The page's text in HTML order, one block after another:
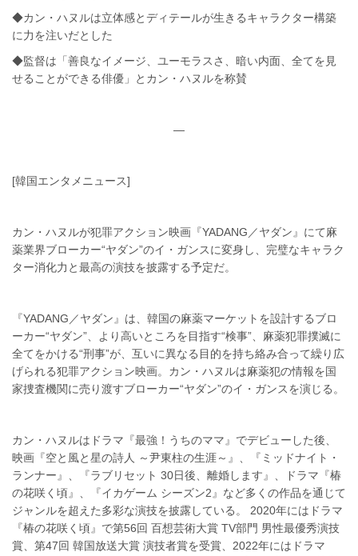
◆カン・ハヌルは立体感とディテールが生きるキャラクター構築
に力を注いだとした
◆監督は「善良なイメージ、ユーモラスさ、暗い内面、全てを見
せることができる俳優」とカン・ハヌルを称賛
—
[韓国エンタメニュース]
カン・ハヌルが犯罪アクション映画『YADANG／ヤダン』にて麻
薬業界ブローカー“ヤダン”のイ・ガンスに変身し、完璧なキャラク
ター消化力と最高の演技を披露する予定だ。
『YADANG／ヤダン』は、韓国の麻薬マーケットを設計するブロ
ーカー“ヤダン”、より高いところを目指す“検事”、麻薬犯罪撲滅に
全てをかける“刑事”が、互いに異なる目的を持ち絡み合って繰り広
げられる犯罪アクション映画。カン・ハヌルは麻薬犯の情報を国
家捜査機関に売り渡すブローカー“ヤダン”のイ・ガンスを演じる。
カン・ハヌルはドラマ『最強！うちのママ』でデビューした後、
映画『空と風と星の詩人 ～尹東柱の生涯～』、『ミッドナイト・
ランナー』、『ラブリセット 30日後、離婚します』、ドラマ『椿
の花咲く頃』、『イカゲーム シーズン2』など多くの作品を通じて
ジャンルを超えた多彩な演技を披露している。 2020年にはドラマ
『椿の花咲く頃』で第56回 百想芸術大賞 TV部門 男性最優秀演技
賞、第47回 韓国放送大賞 演技者賞を受賞、2022年にはドラマ